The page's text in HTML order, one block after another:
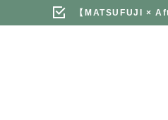
【MATSUFUJI ×